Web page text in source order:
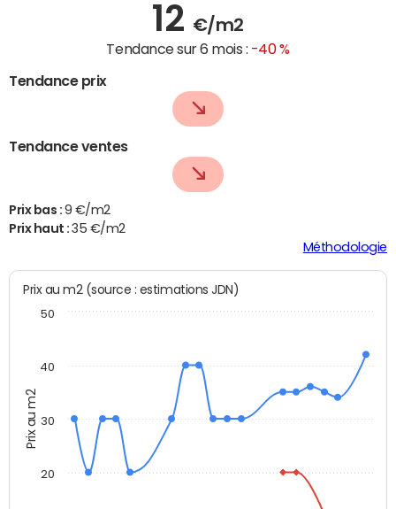
12 €/m2
Tendance sur 6 mois : -40 %
Tendance prix
Tendance ventes
Prix bas : 9 €/m2
Prix haut :35 €/m2
Méthodologie
Prix au m2
Prix au m2 (source : estimations JDN)
20
30
40
50